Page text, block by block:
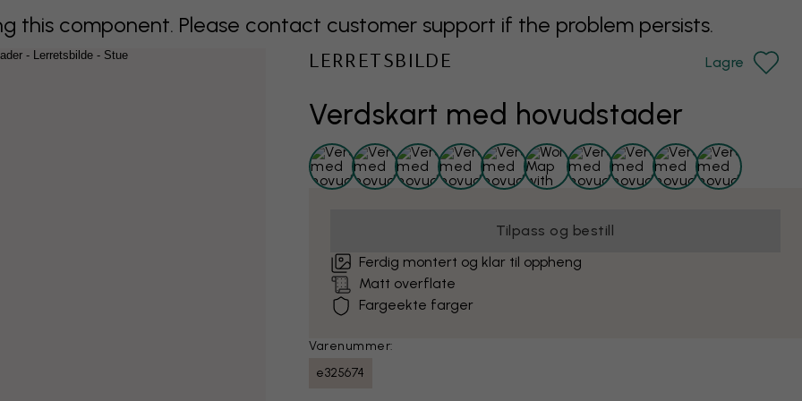
this component. Please contact customer support if the problem persists.
Verdskart med hovudstader
LERRETSBILDE Lagre
Tilpass og bestill
Ferdig montert og klar til oppheng
Matt overflate
Fargeekte farger
Varenummer:
e325674